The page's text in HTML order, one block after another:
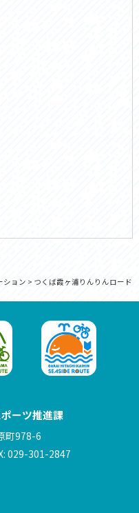
ション > つくば霞ヶ浦りんりんロード
ーツ推進課
町978-6
029-301-2847